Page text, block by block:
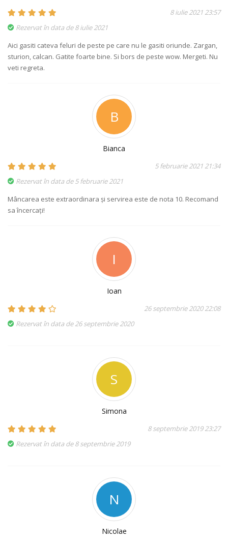
8 iulie 2021 23:57
Rezervat în data de 8 iulie 2021
Aici gasiti cateva feluri de peste pe care nu le gasiti oriunde. Zargan,
sturion, calcan. Gatite foarte bine. Si bors de peste wow. Mergeti. Nu
veti regreta.
B
Bianca
5 februarie 2021 21:34
Rezervat în data de 5 februarie 2021
Mâncarea este extraordinara și servirea este de nota 10. Recomand
sa încercați!
I
Ioan
26 septembrie 2020 22:08
Rezervat în data de 26 septembrie 2020
S
Simona
8 septembrie 2019 23:27
Rezervat în data de 8 septembrie 2019
N
Nicolae